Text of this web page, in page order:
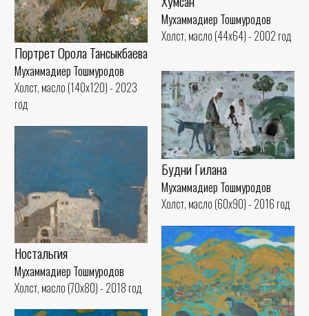
Портрет Орола Тансыкбаева
Мухаммадиер Тошмуродов
Холст, масло (140x120) - 2023
год
Мухаммадиер Тошмуродов
Холст, масло (44x64) - 2002 год
Будни Гилана
Мухаммадиер Тошмуродов
Холст, масло (60x90) - 2016 год
Ностальгия
Мухаммадиер Тошмуродов
Холст, масло (70x80) - 2018 год